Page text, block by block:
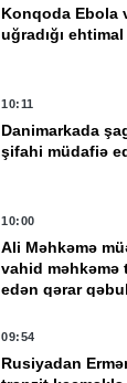
Konqoda Ebola
uğradığı
10:11
Danimarkada
şifahi müdafiə
10:00
Ali Məhkəmə
vahid məhkəmə
edən qərar
09:54
Rusiyadan